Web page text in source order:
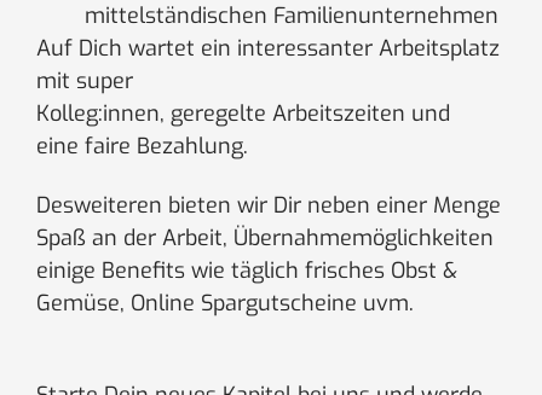
mittelständischen Familienunternehmen
Auf Dich wartet ein interessanter Arbeitsplatz
mit super
Kolleg:innen, geregelte Arbeitszeiten und
eine faire Bezahlung.
Desweiteren bieten wir Dir neben einer Menge
Spaß an der Arbeit, Übernahmemöglichkeiten
einige Benefits wie täglich frisches Obst &
Gemüse, Online Spargutscheine uvm.